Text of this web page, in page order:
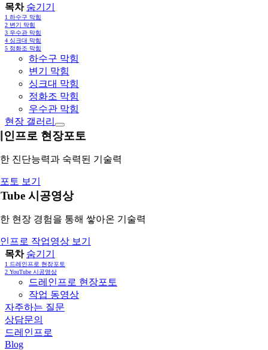
목차 숨기기
1 하수구 막힘
2 변기 막힘
3 우수관 막힘
4 싱크대 막힘
5 정화조 막힘
하수구 막힘
변기 막힘
싱크대 막힘
정화조 막힘
우수관 막힘
현장 갤러리
인프로 현장포토
진단능력과 숙력된 기술력
토 보기
시공영상
현장 경험을 통해 쌓아온 기술력
프로 작업영상 보기
목차 숨기기
1 드레인프로 현장포토
2 YouTube 시공영상
드레인프로 현장포토
작업 동영상
자주하는 질문
상담문의
드레인프로
Blog